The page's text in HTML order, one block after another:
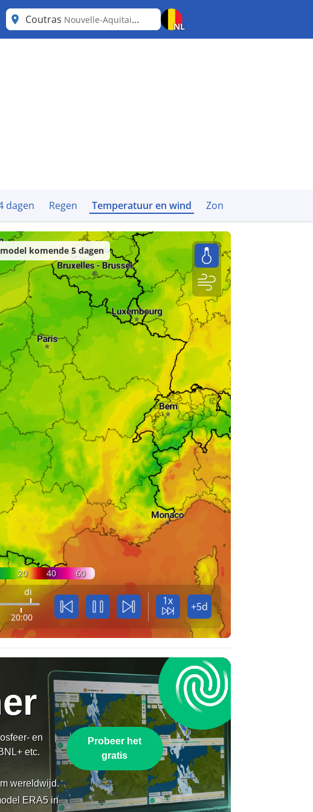
Coutras Nouvelle-Aquitaine
NL
dagen Regen Temperatuur en wind Zon
20 40
60
di
20:00
1x +5d
komende 5 dagen
en
etc.
wereldwijd.
ERA5 in
Probeer het
gratis